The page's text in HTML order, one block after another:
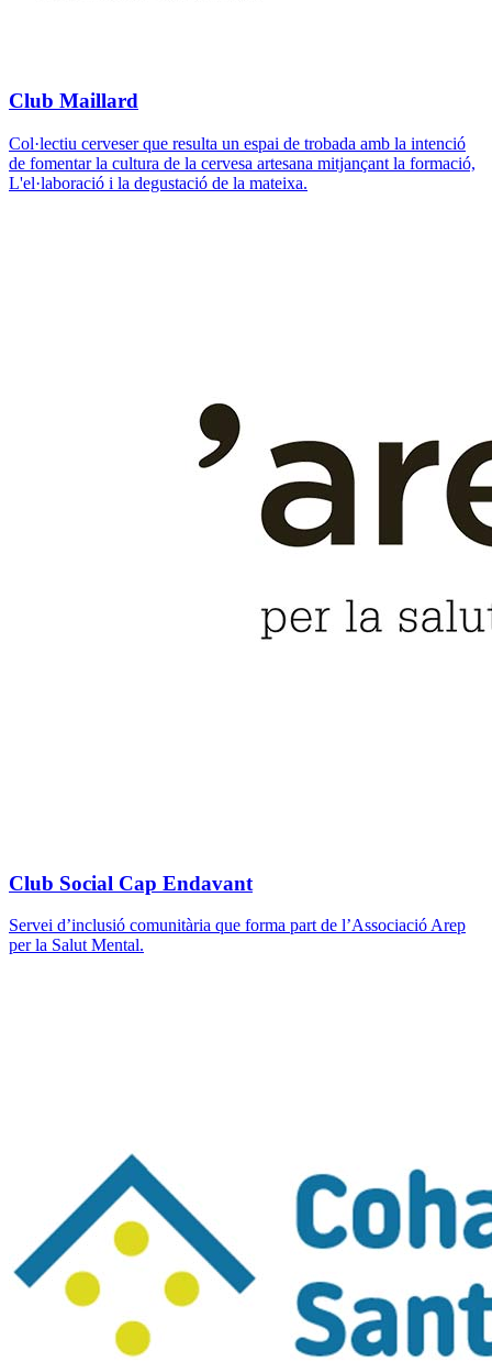
Club Maillard
Col·lectiu cerveser que resulta un espai de trobada amb la intenció
de fomentar la cultura de la cervesa artesana mitjançant la formació,
L'el·laboració i la degustació de la mateixa.
Club Social Cap Endavant
Servei d’inclusió comunitària que forma part de l’Associació Arep
per la Salut Mental.